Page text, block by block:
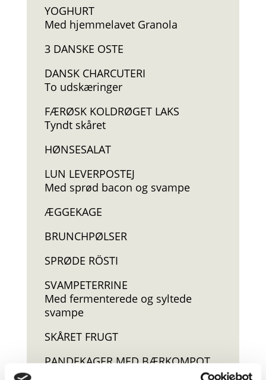
YOGHURT
Med hjemmelavet Granola
3 DANSKE OSTE
DANSK CHARCUTERI
To udskæringer
FÆRØSK KOLDRØGET LAKS
Tyndt skåret
HØNSESALAT
LUN LEVERPOSTEJ
Med sprød bacon og svampe
ÆGGEKAGE
BRUNCHPØLSER
SPRØDE RÖSTI
SVAMPETERRINE
Med fermenterede og syltede
svampe
SKÅRET FRUGT
PANDEKAGER MED BÆRKOMPOT